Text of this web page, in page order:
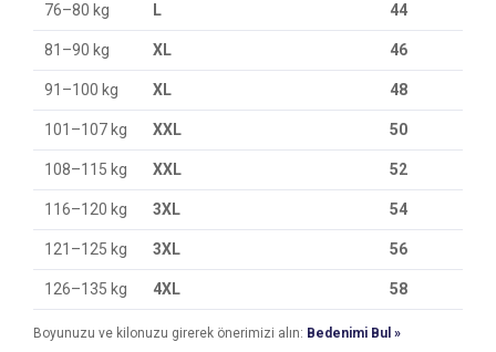
76–80 kg L 44
81–90 kg XL 46
91–100 kg XL 48
101–107 kg XXL 50
108–115 kg XXL 52
116–120 kg 3XL 54
121–125 kg 3XL 56
126–135 kg 4XL 58
Boyunuzu ve kilonuzu girerek önerimizi alın: Bedenimi Bul »